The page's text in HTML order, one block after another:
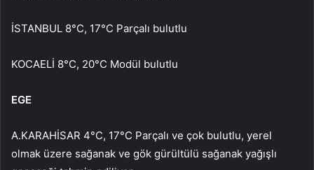
İSTANBUL 8°C, 17°C Parçalı bulutlu
KOCAELİ 8°C, 20°C Modül bulutlu
EGE
A.KARAHİSAR 4°C, 17°C Parçalı ve çok bulutlu, yerel
olmak üzere sağanak ve gök gürültülü sağanak yağışlı